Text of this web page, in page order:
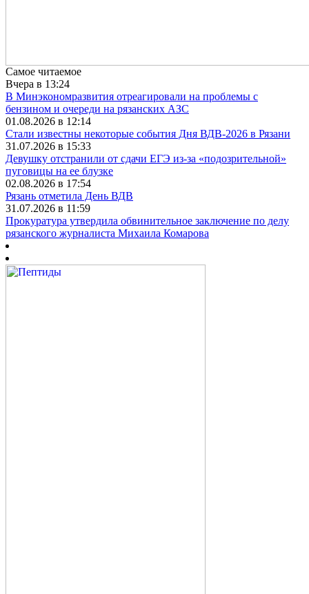
Самое читаемое
Вчера в 13:24
В Минэкономразвития отреагировали на проблемы с
бензином и очереди на рязанских АЗС
01.08.2026 в 12:14
Стали известны некоторые события Дня ВДВ-2026 в Рязани
31.07.2026 в 15:33
Девушку отстранили от сдачи ЕГЭ из-за «подозрительной»
пуговицы на ее блузке
02.08.2026 в 17:54
Рязань отметила День ВДВ
31.07.2026 в 11:59
Прокуратура утвердила обвинительное заключение по делу
рязанского журналиста Михаила Комарова